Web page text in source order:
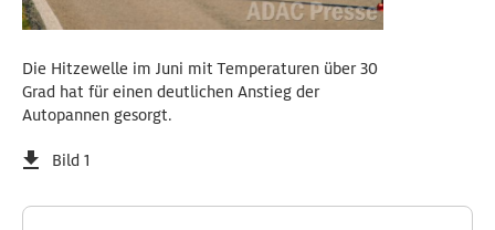
Die Hitzewelle im Juni mit Temperaturen über 30
Grad hat für einen deutlichen Anstieg der
Autopannen gesorgt.
Bild 1